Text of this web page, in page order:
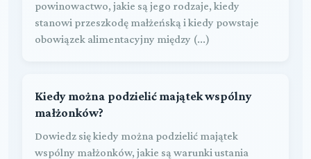
powinowactwo, jakie są jego rodzaje, kiedy
stanowi przeszkodę małżeńską i kiedy powstaje
obowiązek alimentacyjny między (...)
Kiedy można podzielić majątek wspólny
małżonków?
Dowiedz się kiedy można podzielić majątek
wspólny małżonków, jakie są warunki ustania